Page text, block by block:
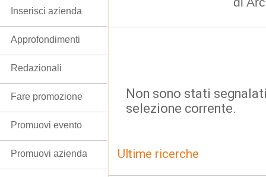
Non sono stati
selezione corrente.
Ultime ricerche
Inserisci azienda
Approfondimenti
Redazionali
Fare promozione
Promuovi evento
Promuovi azienda